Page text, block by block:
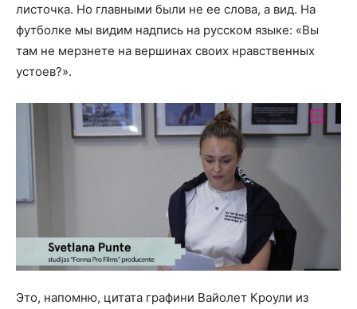
листочка. Но главными были не ее слова, а вид. На
футболке мы видим надпись на русском языке: «Вы
там не мерзнете на вершинах своих нравственных
устоев?».
Это, напомню, цитата графини Вайолет Кроули из